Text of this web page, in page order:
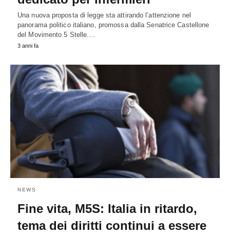
Una nuova proposta di legge sta attirando l’attenzione nel
panorama politico italiano, promossa dalla Senatrice Castellone
del Movimento 5 Stelle.…
3 anni fa
NEWS
Fine vita, M5S: Italia in ritardo,
tema dei diritti continui a essere